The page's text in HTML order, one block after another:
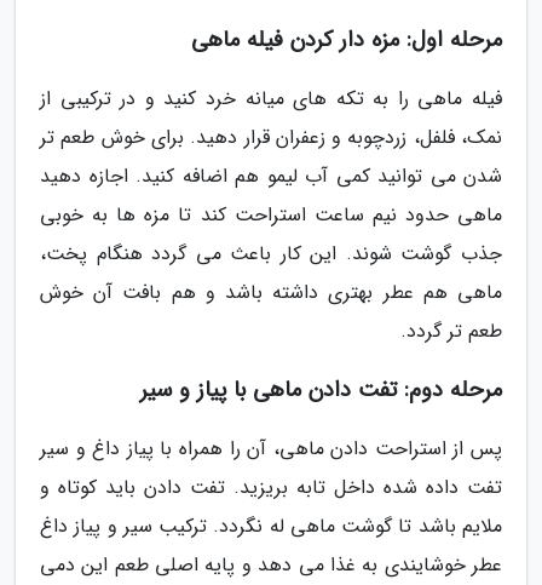
مرحله اول: مزه دار کردن فیله ماهی
فیله ماهی را به تکه های میانه خرد کنید و در ترکیبی از
نمک، فلفل، زردچوبه و زعفران قرار دهید. برای خوش طعم تر
شدن می توانید کمی آب لیمو هم اضافه کنید. اجازه دهید
ماهی حدود نیم ساعت استراحت کند تا مزه ها به خوبی
جذب گوشت شوند. این کار باعث می گردد هنگام پخت،
ماهی هم عطر بهتری داشته باشد و هم بافت آن خوش
طعم تر گردد.
مرحله دوم: تفت دادن ماهی با پیاز و سیر
پس از استراحت دادن ماهی، آن را همراه با پیاز داغ و سیر
تفت داده شده داخل تابه بریزید. تفت دادن باید کوتاه و
ملایم باشد تا گوشت ماهی له نگردد. ترکیب سیر و پیاز داغ
عطر خوشایندی به غذا می دهد و پایه اصلی طعم این دمی